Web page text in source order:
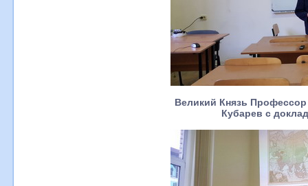
Великий Князь
Кубарев с